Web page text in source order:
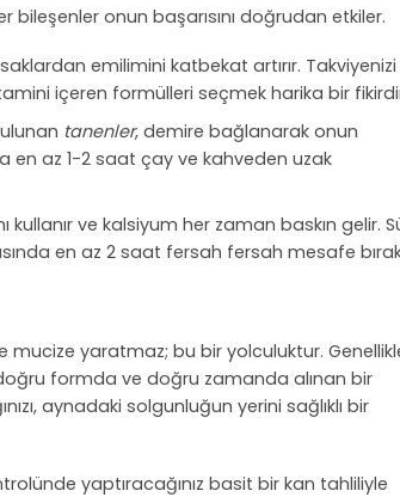
bileşenler onun başarısını doğrudan etkiler.
emilimini katbekat artırır.
içeren formülleri seçmek harika bir
tanenler, demire bağlanarak onun
en az 1-2 saat çay ve kahveden uzak
kullanır ve kalsiyum her zaman baskın gelir.
en az 2 saat fersah fersah mesafe
mucize yaratmaz; bu bir yolculuktur.
formda ve doğru zamanda alınan bir
aynadaki solgunluğun yerini sağlıklı bir
yaptıracağınız basit bir kan tahliliyle